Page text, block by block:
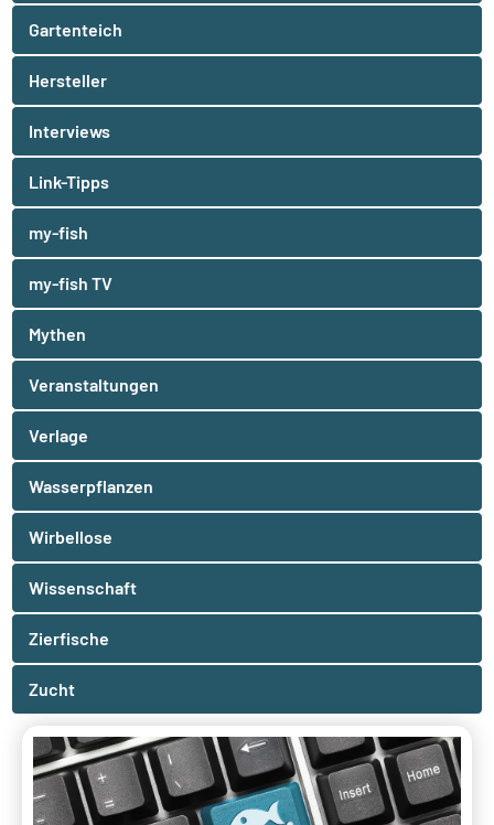
Gartenteich
Hersteller
Interviews
Link-Tipps
my-fish
my-fish TV
Mythen
Veranstaltungen
Verlage
Wasserpflanzen
Wirbellose
Wissenschaft
Zierfische
Zucht